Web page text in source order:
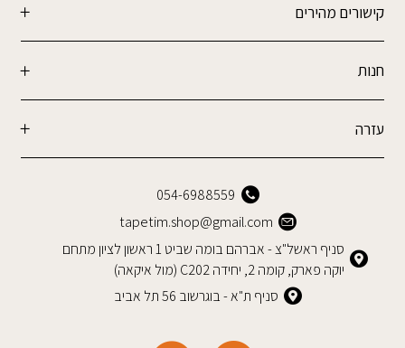
קישורים מהירים
חנות
עזרה
054-6988559
tapetim.shop@gmail.com
סניף ראשל"צ - אברהם בומה שביט 1 ראשון לציון מתחם
יוקה פארק, קומה 2, יחידה C202 (מול איקאה)
סניף ת"א - בוגרשוב 56 תל אביב